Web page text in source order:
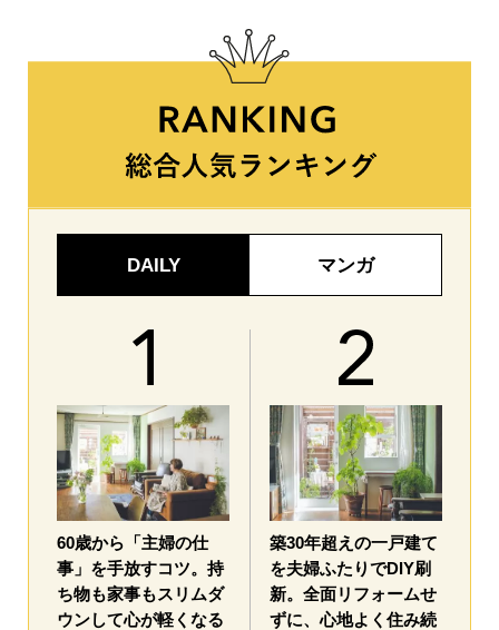
DAILY マンガ
60歳から「主婦の仕
事」を手放すコツ。持
ち物も家事もスリムダ
ウンして心が軽くなる
築30年超えの一戸建て
を夫婦ふたりでDIY刷
新。全面リフォームせ
ずに、心地よく住み続